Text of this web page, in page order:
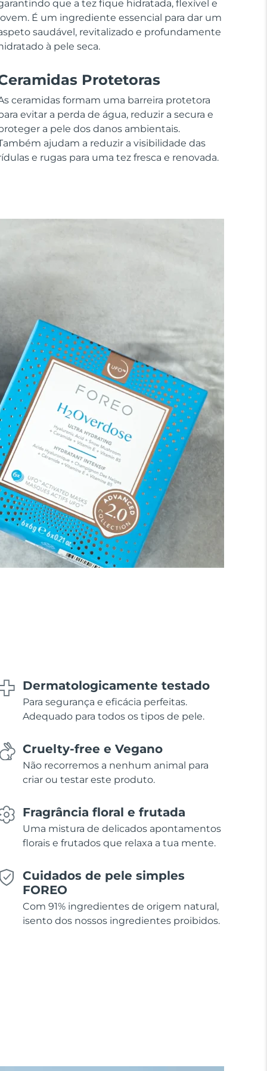
que a tez fique hidratada, flexível e
É um ingrediente essencial para dar um
saudável, revitalizado e profundamente
à pele seca.
Protetoras
ceramidas formam uma barreira protetora
evitar a perda de água, reduzir a secura e
a pele dos danos ambientais.
ajudam a reduzir a visibilidade das
e rugas para uma tez fresca e renovada.
Dermatologicamente testado
Para segurança e eficácia perfeitas.
Adequado para todos os tipos de pele.
Cruelty-free e Vegano
Não recorremos a nenhum animal para
criar ou testar este produto.
Fragrância floral e frutada
Uma mistura de delicados apontamentos
florais e frutados que relaxa a tua mente.
Cuidados de pele simples
FOREO
Com 91% ingredientes de origem natural,
isento dos nossos ingredientes proibidos.